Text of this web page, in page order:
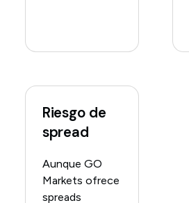
Riesgo de
spread
Aunque GO
Markets ofrece
spreads